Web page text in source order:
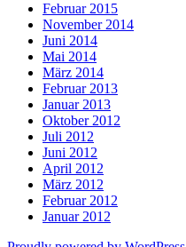
Februar 2015
November 2014
Juni 2014
Mai 2014
März 2014
Februar 2013
Januar 2013
Oktober 2012
Juli 2012
Juni 2012
April 2012
März 2012
Februar 2012
Januar 2012